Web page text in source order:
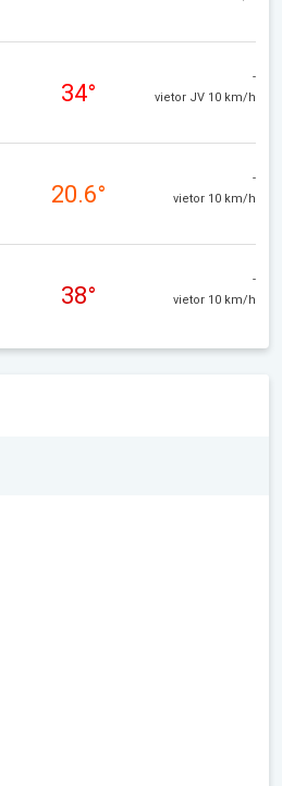
34°
-
vietor JV 10 km/h
20.6°
-
vietor 10 km/h
38°
-
vietor 10 km/h